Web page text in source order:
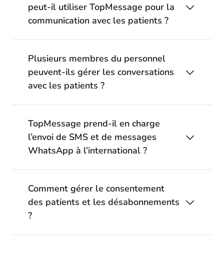
peut-il utiliser TopMessage pour la
communication avec les patients ?
Plusieurs membres du personnel
peuvent-ils gérer les conversations
avec les patients ?
TopMessage prend-il en charge
l’envoi de SMS et de messages
WhatsApp à l’international ?
Comment gérer le consentement
des patients et les désabonnements
?